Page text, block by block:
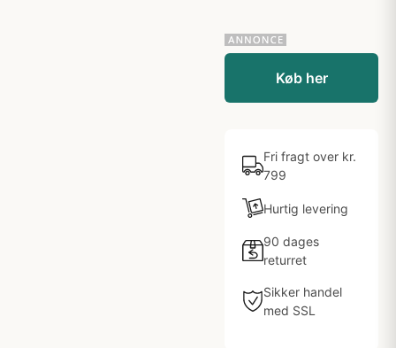
Køb her
Fri fragt over kr.
799
Hurtig levering
90 dages
returret
Sikker handel
med SSL